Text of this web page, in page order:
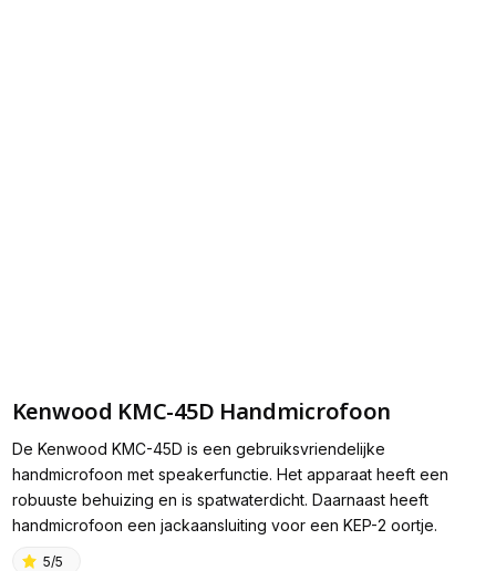
Kenwood KMC-45D Handmicrofoon
De Kenwood KMC-45D is een gebruiksvriendelijke
handmicrofoon met speakerfunctie. Het apparaat heeft een
robuuste behuizing en is spatwaterdicht. Daarnaast heeft
handmicrofoon een jackaansluiting voor een KEP-2 oortje.
5/5